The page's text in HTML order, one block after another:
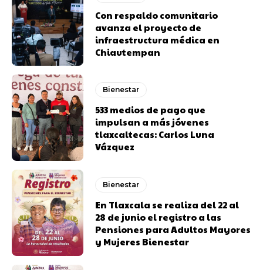
Con respaldo comunitario
avanza el proyecto de
infraestructura médica en
Chiautempan
Bienestar
533 medios de pago que
impulsan a más jóvenes
tlaxcaltecas: Carlos Luna
Vázquez
Bienestar
En Tlaxcala se realiza del 22 al
28 de junio el registro a las
Pensiones para Adultos Mayores
y Mujeres Bienestar